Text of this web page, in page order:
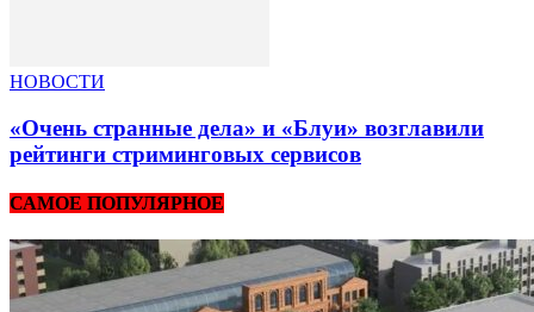
НОВОСТИ
«Очень странные дела» и «Блуи» возглавили
рейтинги стриминговых сервисов
САМОЕ ПОПУЛЯРНОЕ